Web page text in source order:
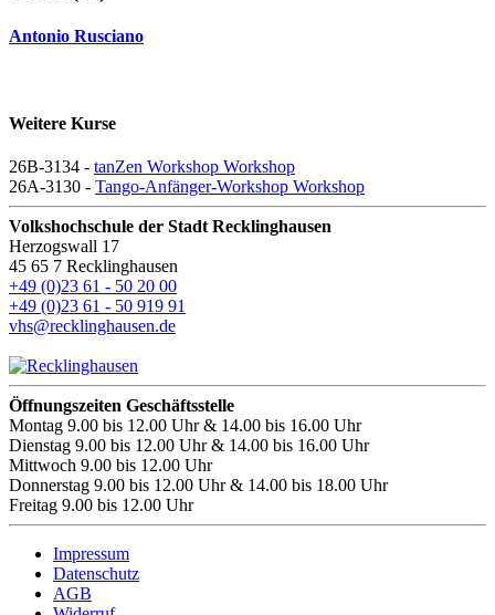
Antonio Rusciano
Weitere Kurse
26B-3134 - tanZen Workshop Workshop
26A-3130 - Tango-Anfänger-Workshop Workshop
Volkshochschule der Stadt Recklinghausen
Herzogswall 17
45 65 7 Recklinghausen
+49 (0)23 61 - 50 20 00
+49 (0)23 61 - 50 919 91
vhs@recklinghausen.de
Öffnungszeiten Geschäftsstelle
Montag 9.00 bis 12.00 Uhr & 14.00 bis 16.00 Uhr
Dienstag 9.00 bis 12.00 Uhr & 14.00 bis 16.00 Uhr
Mittwoch 9.00 bis 12.00 Uhr
Donnerstag 9.00 bis 12.00 Uhr & 14.00 bis 18.00 Uhr
Freitag 9.00 bis 12.00 Uhr
Impressum
Datenschutz
AGB